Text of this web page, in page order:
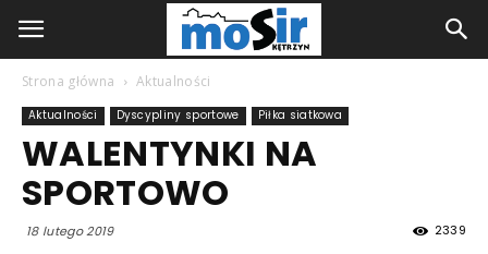
Strona główna Aktualności
Aktualności Dyscypliny sportowe Piłka siatkowa
WALENTYNKI NA
SPORTOWO
18 lutego 2019 2339